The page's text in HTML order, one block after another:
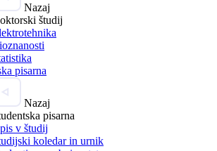
Nazaj
študij
pisarna
Nazaj
pisarna
v študij
koledar in urnik